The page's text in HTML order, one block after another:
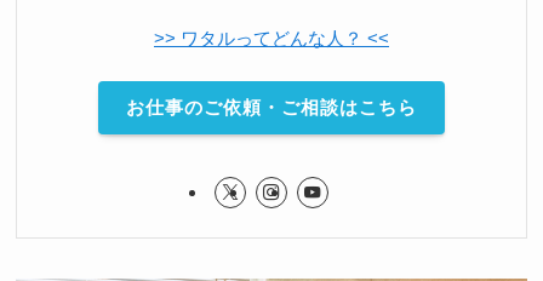
>> ワタルってどんな人？ <<
お仕事のご依頼・ご相談はこちら